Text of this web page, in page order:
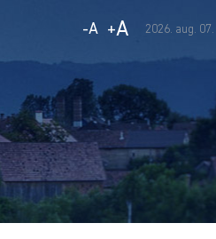
-A +A 2026. aug. 07.